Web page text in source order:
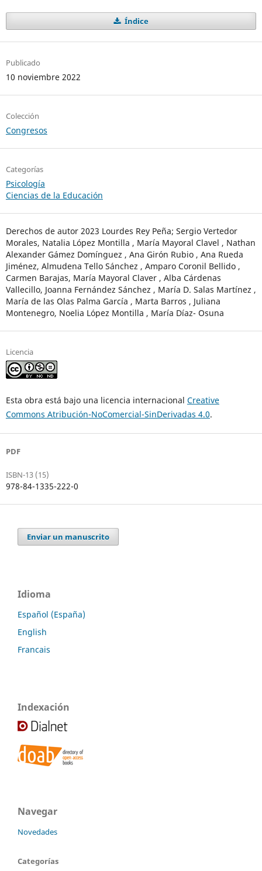
Índice
Publicado
10 noviembre 2022
Colección
Congresos
Categorías
Psicología
Ciencias de la Educación
Derechos de autor 2023 Lourdes Rey Peña; Sergio Vertedor
Morales, Natalia López Montilla , María Mayoral Clavel , Nathan
Alexander Gámez Domínguez , Ana Girón Rubio , Ana Rueda
Jiménez, Almudena Tello Sánchez , Amparo Coronil Bellido ,
Carmen Barajas, María Mayoral Claver , Alba Cárdenas
Vallecillo, Joanna Fernández Sánchez , María D. Salas Martínez ,
María de las Olas Palma García , Marta Barros , Juliana
Montenegro, Noelia López Montilla , María Díaz- Osuna
Licencia
Esta obra está bajo una licencia internacional Creative
Commons Atribución-NoComercial-SinDerivadas 4.0.
PDF
ISBN-13 (15)
978-84-1335-222-0
Enviar un manuscrito
Idioma
Español (España)
English
Francais
Indexación
Navegar
Novedades
Categorías